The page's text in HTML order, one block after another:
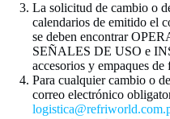
La solicitud de cambio o
calendarios de emitido el
se deben encontrar
SEÑALES DE USO e
accesorios y empaques de
Para cualquier cambio o
correo electrónico